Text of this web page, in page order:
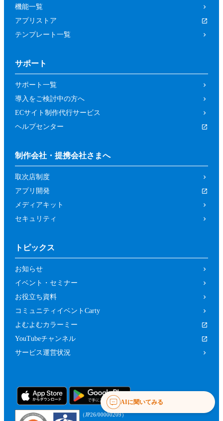
機能一覧
アプリストア
テンプレート一覧
サポート
サポート一覧
導入をご検討中の方へ
ECサイト制作代行サービス
ヘルプセンター
制作会社・提携会社さまへ
取次店制度
アプリ開発
メディアキット
セキュリティ
トピックス
お知らせ
イベント・セミナー
お役立ち資料
コミュニティイベントCarty
よむよむカラーミー
YouTubeチャンネル
サービス運営状況
（JP26/00000209）
AIに聞いてみる